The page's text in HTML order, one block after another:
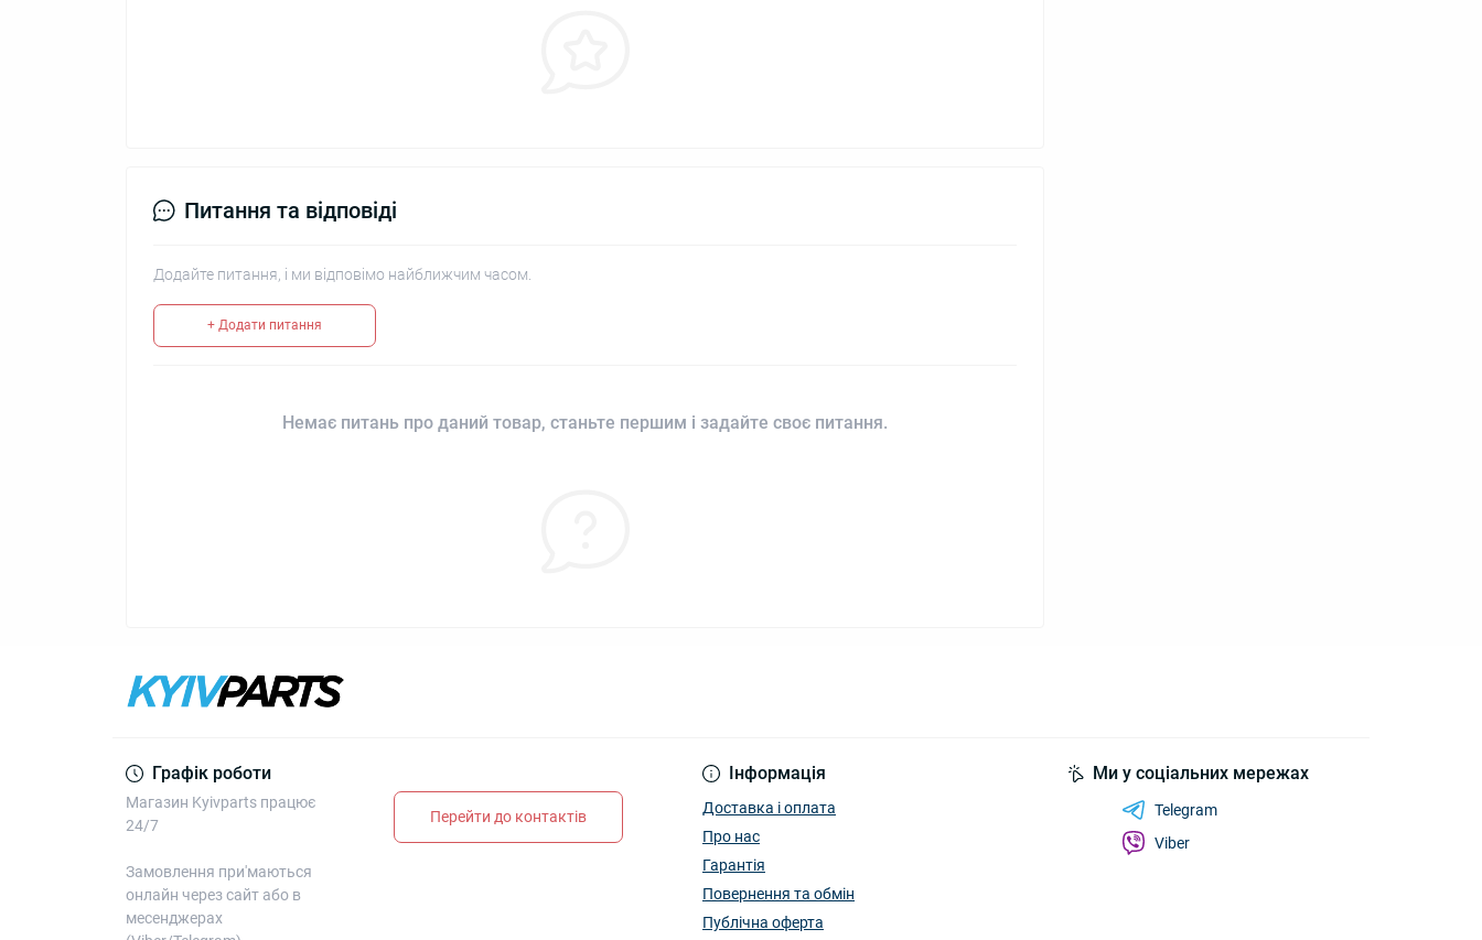
Питання та відповіді
Додайте питання, і ми відповімо найближчим часом.
+ Додати питання
Немає питань про даний товар, станьте першим і задайте своє питання.
Графік роботи
Магазин Kyivparts працює
24/7
Замовлення при'маються
онлайн через сайт або в
месенджерах
Перейти до контактів
Інформація
Доставка і оплата
Про нас
Гарантія
Повернення та обмін
Публічна оферта
Ми у соціальних мережах
Telegram
Viber